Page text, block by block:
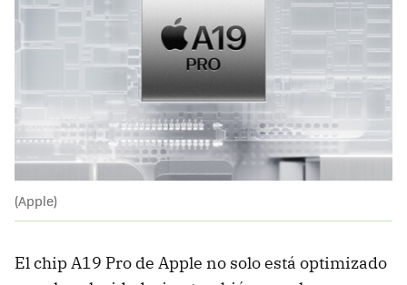
(Apple)
El chip A19 Pro de Apple no solo está optimizado